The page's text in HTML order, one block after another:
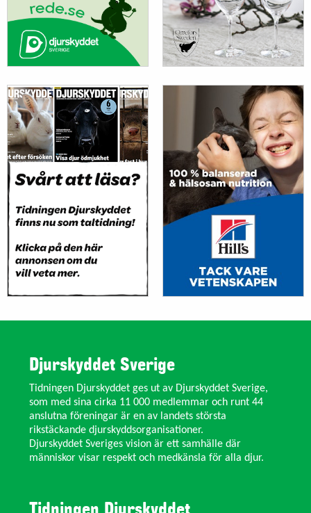
Djurskyddet Sverige
Tidningen Djurskyddet ges ut av Djurskyddet Sverige,
som med sina cirka 11 000 medlemmar och runt 44
anslutna föreningar är en av landets största
rikstäckande djurskyddsorganisationer.
Djurskyddet Sveriges vision är ett samhälle där
människor visar respekt och medkänsla för alla djur.